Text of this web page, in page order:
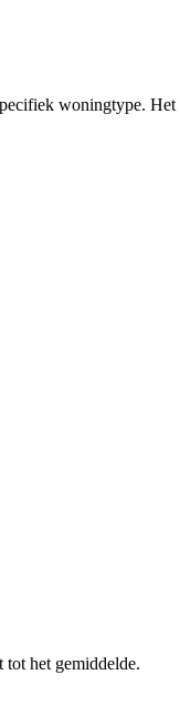
woningtype.
het gemiddelde.